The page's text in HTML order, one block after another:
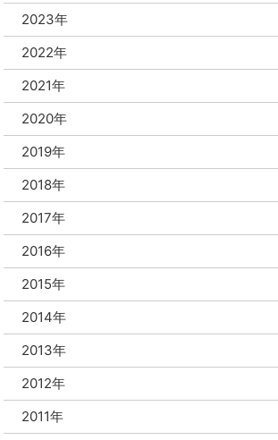
2023年
2022年
2021年
2020年
2019年
2018年
2017年
2016年
2015年
2014年
2013年
2012年
2011年